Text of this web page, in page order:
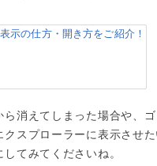
示の仕方・開き方をご紹介！
消えてしまった場合や、
スプローラーに表示させ
てみてくださいね。